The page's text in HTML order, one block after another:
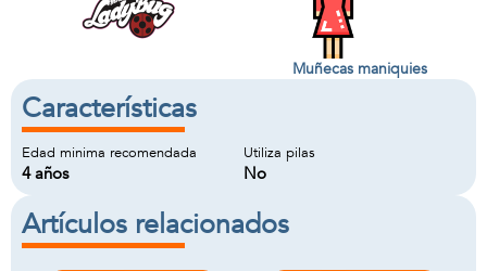
Muñecas maniquies
Características
Edad minima recomendada
4 años
Utiliza pilas
No
Artículos relacionados